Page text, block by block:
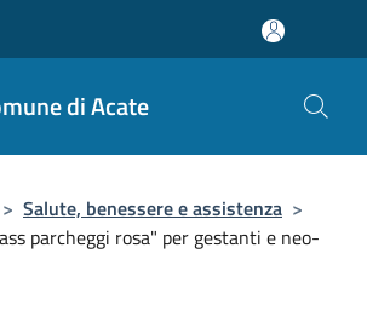
di Acate
> Salute, benessere e assistenza >
parcheggi rosa" per gestanti e neo­